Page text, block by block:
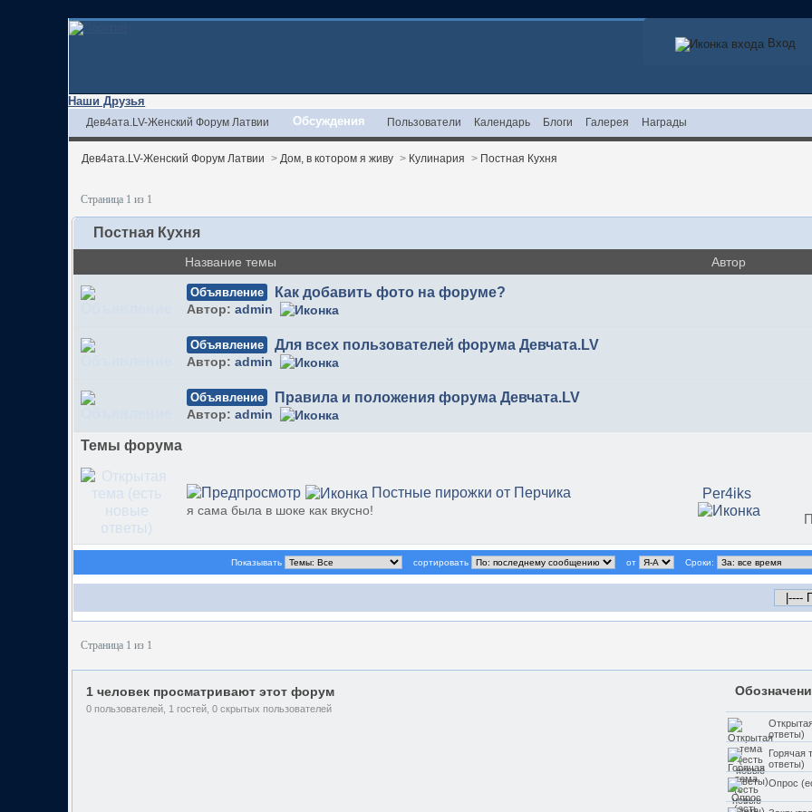
Вход
Наши Друзья
Дев4ата.LV-Женский Форум Латвии Обсуждения Пользователи Календарь Блоги Галерея Награды
Дев4ата.LV-Женский Форум Латвии > Дом, в котором я живу > Кулинария > Постная Кухня
Страница 1 из 1
Постная Кухня
Название темы Автор
Объявление Как добавить фото на форуме?
Автор:admin
Объявление Для всех пользователей форума Девчата.LV
Автор:admin
Объявление Правила и положения форума Девчата.LV
Автор:admin
Темы форума
Постные пирожки от Перчика
я сама была в шоке как вкусно!
Per4iks
Показывать сортировать от Сроки:
Страница 1 из 1
ответы)
Горячая
ответы)
Опрос
1 человек просматривают этот форум
0 пользователей, 1 гостей, 0 скрытых пользователей